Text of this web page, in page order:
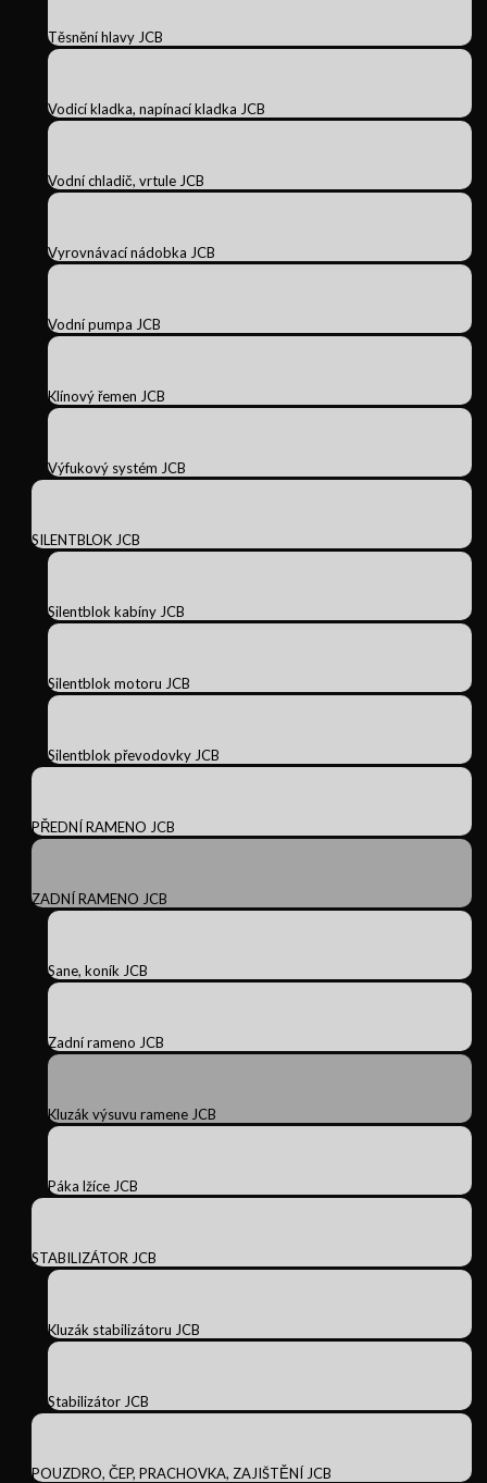
Těsnění hlavy JCB
Vodicí kladka, napínací kladka JCB
Vodní chladič, vrtule JCB
Vyrovnávací nádobka JCB
Vodní pumpa JCB
Klínový řemen JCB
Výfukový systém JCB
SILENTBLOK JCB
Silentblok kabíny JCB
Silentblok motoru JCB
Silentblok převodovky JCB
PŘEDNÍ RAMENO JCB
ZADNÍ RAMENO JCB
Sane, koník JCB
Zadní rameno JCB
Kluzák výsuvu ramene JCB
Páka lžíce JCB
STABILIZÁTOR JCB
Kluzák stabilizátoru JCB
Stabilizátor JCB
POUZDRO, ČEP, PRACHOVKA, ZAJIŠTĚNÍ JCB